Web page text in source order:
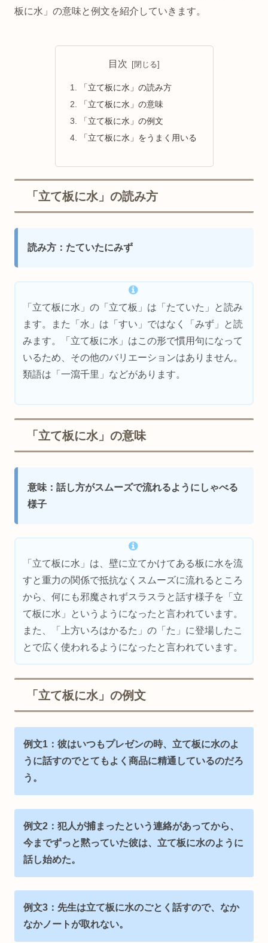
板に水」の意味と例文を紹介していきます。
目次
「立て板に水」の読み方
「立て板に水」の意味
「立て板に水」の例文
「立て板に水」をうまく用いる
「立て板に水」の読み方
読み方：たていたにみず
「立て板に水」の「立て板」は「たていた」と読み
ます。また「水」は「すい」ではなく「みず」と読
みます。「立て板に水」はこの形で慣用句になって
いるため、その他のバリエーションはありません。
類語は「一瀉千里」などがあります。
「立て板に水」の意味
意味：話し方がスムーズで流れるようにしゃべる
様子
「立て板に水」は、壁に立てかけてある板に水を流
すと重力の関係で抵抗なくスムーズに流れるところ
から、何にも邪魔されずスラスラと話す様子を「立
て板に水」というようになったと言われています。
また、「上方いろはかるた」の「た」に登場したこ
とで広く使われるようになったと言われています。
「立て板に水」の例文
例文1：彼はいつもプレゼンの時、立て板に水のよ
うに話すのでとてもよく商品に精通しているのだろ
う。
例文2：犯人が捕まったという連絡があってから、
今までずっと黙っていた彼は、立て板に水のように
話し始めた。
例文3：先生は立て板に水のごとく話すので、なか
なかノートが取れない。